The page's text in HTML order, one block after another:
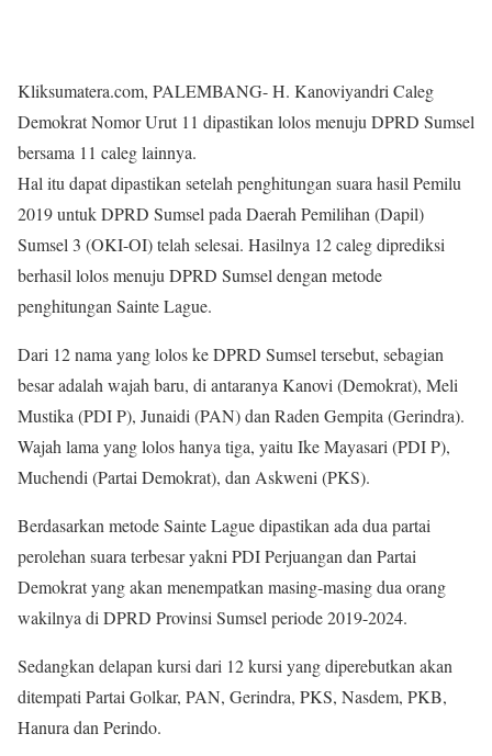
Kliksumatera.com, PALEMBANG- H. Kanoviyandri Caleg
Demokrat Nomor Urut 11 dipastikan lolos menuju DPRD Sumsel
bersama 11 caleg lainnya.
Hal itu dapat dipastikan setelah penghitungan suara hasil Pemilu
2019 untuk DPRD Sumsel pada Daerah Pemilihan (Dapil)
Sumsel 3 (OKI-OI) telah selesai. Hasilnya 12 caleg diprediksi
berhasil lolos menuju DPRD Sumsel dengan metode
penghitungan Sainte Lague.
Dari 12 nama yang lolos ke DPRD Sumsel tersebut, sebagian
besar adalah wajah baru, di antaranya Kanovi (Demokrat), Meli
Mustika (PDI P), Junaidi (PAN) dan Raden Gempita (Gerindra).
Wajah lama yang lolos hanya tiga, yaitu Ike Mayasari (PDI P),
Muchendi (Partai Demokrat), dan Askweni (PKS).
Berdasarkan metode Sainte Lague dipastikan ada dua partai
perolehan suara terbesar yakni PDI Perjuangan dan Partai
Demokrat yang akan menempatkan masing-masing dua orang
wakilnya di DPRD Provinsi Sumsel periode 2019-2024.
Sedangkan delapan kursi dari 12 kursi yang diperebutkan akan
ditempati Partai Golkar, PAN, Gerindra, PKS, Nasdem, PKB,
Hanura dan Perindo.